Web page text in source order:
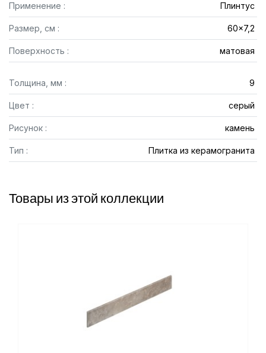
Применение : Плинтус
Размер, см : 60x7,2
Поверхность : матовая
Толщина, мм : 9
Цвет : серый
Рисунок : камень
Тип : Плитка из керамогранита
Товары из этой коллекции